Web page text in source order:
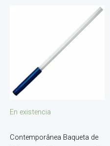
En existencia
Contemporânea Baqueta de